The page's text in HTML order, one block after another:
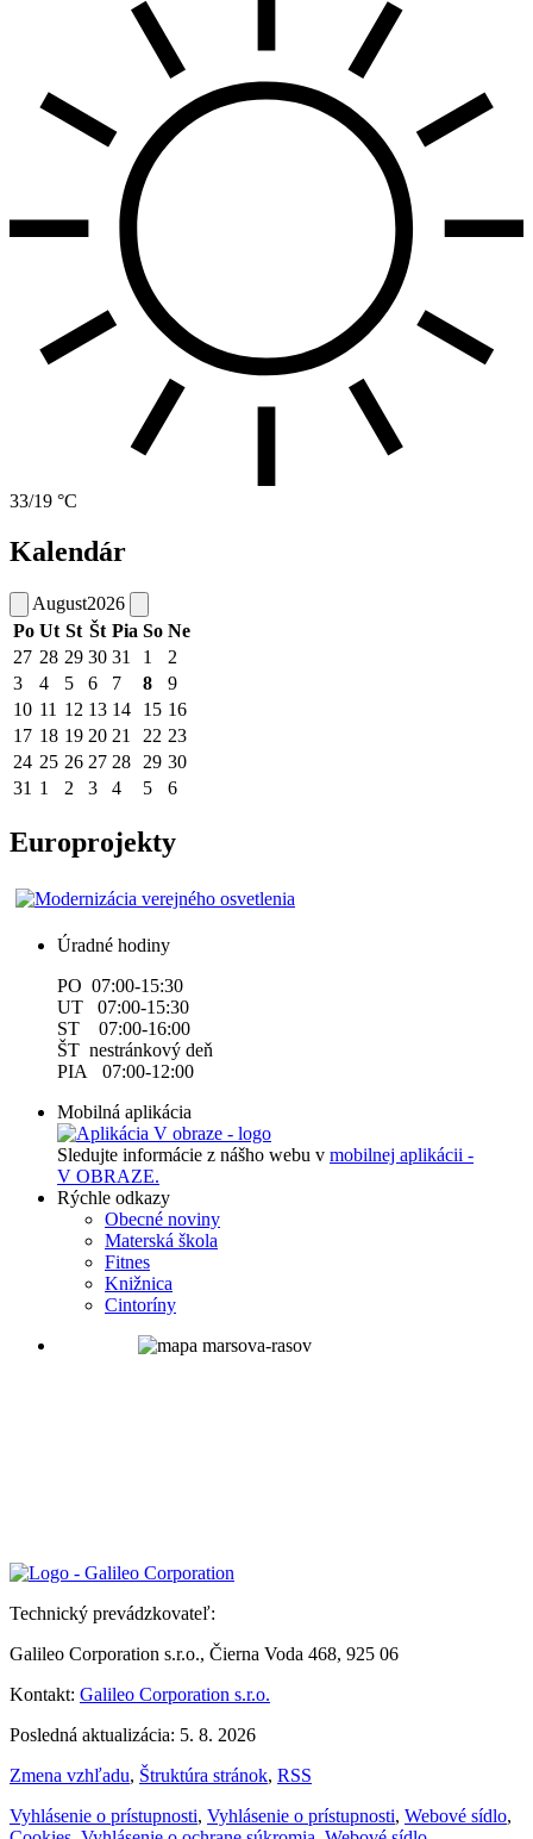
33/19 °C
Kalendár
August2026
Po Ut St Št Pia So Ne
27 28 29 30 31 1
2
3
4 5 6 7 8
9
10 11 12 13 14 15 16
17 18 19 20 21 22 23
24 25 26 27 28 29 30
31 1 2 3 4 5 6
Europrojekty
Úradné hodiny
PO 07:00-15:30
UT 07:00-15:30
ST 07:00-16:00
ŠT nestránkový deň
PIA 07:00-12:00
Mobilná aplikácia
Sledujte informácie z nášho webu v mobilnej aplikácii -
V OBRAZE.
Rýchle odkazy
Obecné noviny
Materská škola
Fitnes
Knižnica
Cintoríny
Technický prevádzkovateľ:
Galileo Corporation s.r.o., Čierna Voda 468, 925 06
Kontakt: Galileo Corporation s.r.o.
Posledná aktualizácia: 5. 8. 2026
Zmena vzhľadu, Štruktúra stránok, RSS
Vyhlásenie o prístupnosti, Vyhlásenie o prístupnosti, Webové sídlo,